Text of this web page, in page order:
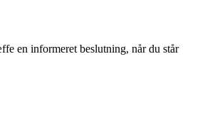
en informeret beslutning, når du står